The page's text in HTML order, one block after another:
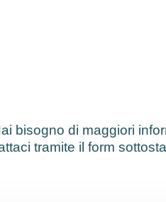
bisogno di maggiori
tramite il form